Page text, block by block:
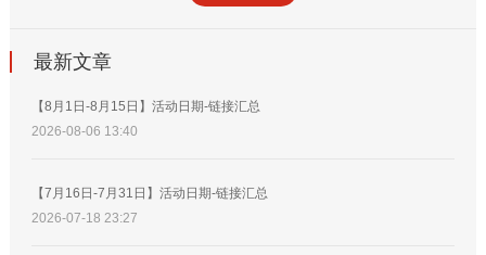
最新文章
【8月1日-8月15日】活动日期-链接汇总
2026-08-06 13:40
【7月16日-7月31日】活动日期-链接汇总
2026-07-18 23:27